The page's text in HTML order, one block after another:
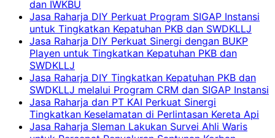
dan IWKBU
Jasa Raharja DIY Perkuat Program SIGAP Instansi
untuk Tingkatkan Kepatuhan PKB dan SWDKLLJ
Jasa Raharja DIY Perkuat Sinergi dengan BUKP
Playen untuk Tingkatkan Kepatuhan PKB dan
SWDKLLJ
Jasa Raharja DIY Tingkatkan Kepatuhan PKB dan
SWDKLLJ melalui Program CRM dan SIGAP Instansi
Jasa Raharja dan PT KAI Perkuat Sinergi
Tingkatkan Keselamatan di Perlintasan Kereta Api
Jasa Raharja Sleman Lakukan Survei Ahli Waris